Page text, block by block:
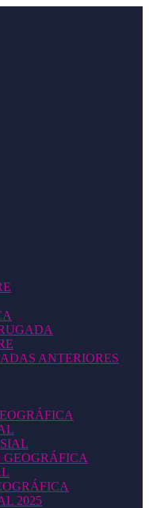
ANTERIORES
2025